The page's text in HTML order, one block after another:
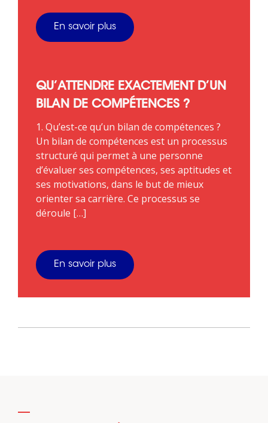
En savoir plus
QU’ATTENDRE EXACTEMENT D’UN
BILAN DE COMPÉTENCES ?
1. Qu’est-ce qu’un bilan de compétences ?
Un bilan de compétences est un processus
structuré qui permet à une personne
d’évaluer ses compétences, ses aptitudes et
ses motivations, dans le but de mieux
orienter sa carrière. Ce processus se
déroule […]
En savoir plus